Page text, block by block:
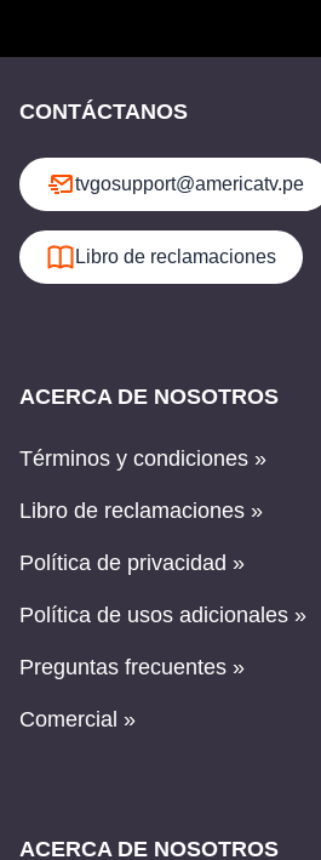
CONTÁCTANOS
tvgosupport@americatv.pe
Libro de reclamaciones
ACERCA DE NOSOTROS
Términos y condiciones »
Libro de reclamaciones »
Política de privacidad »
Política de usos adicionales »
Preguntas frecuentes »
Comercial »
ACERCA DE NOSOTROS